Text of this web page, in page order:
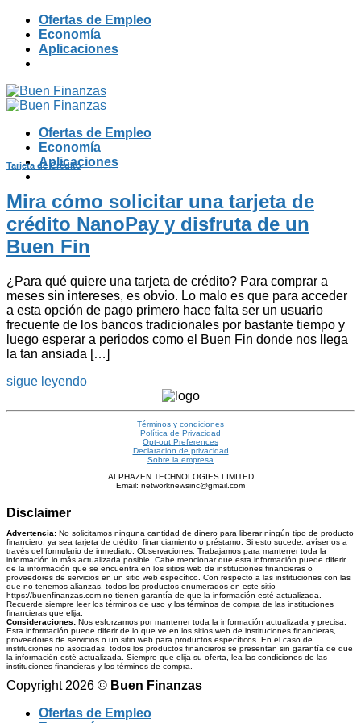
Skip
content
Ofertas de Empleo
Economía
Aplicaciones
Ofertas de Empleo
Economía
Aplicaciones
Tarjeta de Crédito
Mira cómo solicitar una tarjeta de
crédito NanoPay y disfruta de un
Buen Fin
¿Para qué quiere una tarjeta de crédito? Para comprar a
meses sin intereses, es obvio. Lo malo es que para acceder
a esta opción de pago primero hace falta ser un usuario
frecuente de los bancos tradicionales por bastante tiempo y
luego esperar a periodos como el Buen Fin donde nos llega
la tan ansiada […]
sigue leyendo
Términos y condiciones
Política de Privacidad
Opt-out Preferences
Declaracion de privacidad
Sobre la empresa
ALPHAZEN TECHNOLOGIES LIMITED
Email: networknewsinc@gmail.com
Disclaimer
Advertencia: No solicitamos ninguna cantidad de dinero para liberar ningún tipo de producto
financiero, ya sea tarjeta de crédito, financiamiento o préstamo. Si esto sucede, avísenos a
través del formulario de inmediato. Observaciones: Trabajamos para mantener toda la
información lo más actualizada posible. Cabe mencionar que esta información puede diferir
de la información que se encuentra en los sitios web de instituciones financieras o
proveedores de servicios en un sitio web específico. Con respecto a las instituciones con las
que no tenemos alianzas, todos los productos enumerados en este sitio
https://buenfinanzas.com no tienen garantía de que la información esté actualizada.
Recuerde siempre leer los términos de uso y los términos de compra de las instituciones
financieras que elija.
Consideraciones: Nos esforzamos por mantener toda la información actualizada y precisa.
Esta información puede diferir de lo que ve en los sitios web de instituciones financieras,
proveedores de servicios o un sitio web para productos específicos. En el caso de
instituciones no asociadas, todos los productos financieros se presentan sin garantía de que
la información esté actualizada. Siempre que elija su oferta, lea las condiciones de las
instituciones financieras y los términos de compra.
Copyright 2026 © Buen Finanzas
Ofertas de Empleo